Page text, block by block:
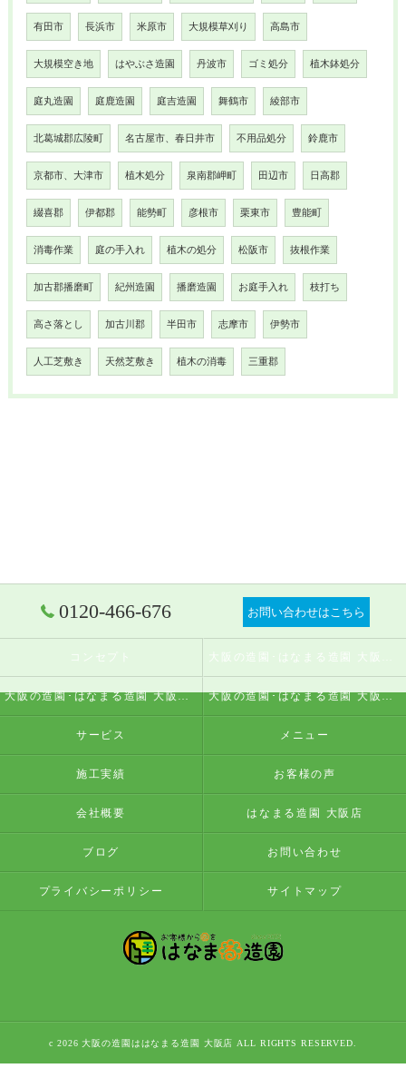
有田市 長浜市 米原市 大規模草刈り 高島市
大規模空き地 はやぶさ造園 丹波市 ゴミ処分 植木鉢処分
庭丸造園 庭鹿造園 庭吉造園 舞鶴市 綾部市
北葛城郡広陵町 名古屋市、春日井市 不用品処分 鈴鹿市
京都市、大津市 植木処分 泉南郡岬町 田辺市 日高郡
綴喜郡 伊都郡 能勢町 彦根市 栗東市 豊能町
消毒作業 庭の手入れ 植木の処分 松阪市 抜根作業
加古郡播磨町 紀州造園 播磨造園 お庭手入れ 枝打ち
高さ落とし 加古川郡 半田市 志摩市 伊勢市
人工芝敷き 天然芝敷き 植木の消毒 三重郡
0120-466-676 お問い合わせはこちら
コンセプト
大阪の造園･はなまる造園 大阪店の評判 大阪の造園･はなまる造園 大阪店のお客様の声
サービス メニュー
施工実績 お客様の声
会社概要 はなまる造園 大阪店
ブログ お問い合わせ
プライバシーポリシー サイトマップ
c 2026 大阪の造園ははなまる造園 大阪店 ALL RIGHTS RESERVED.